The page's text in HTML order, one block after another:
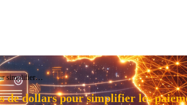
simplifier…
de dollars pour simplifier les